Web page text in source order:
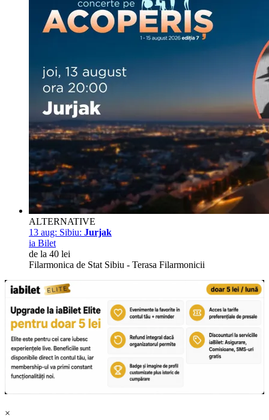
ALTERNATIVE
13 aug: Sibiu: Jurjak
ia Bilet
de la 40 lei
Filarmonica de Stat Sibiu - Terasa Filarmonicii
×